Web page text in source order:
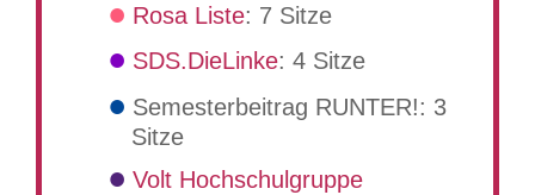
Rosa Liste: 7 Sitze
SDS.DieLinke: 4 Sitze
Semesterbeitrag RUNTER!: 3
Sitze
Volt Hochschulgruppe